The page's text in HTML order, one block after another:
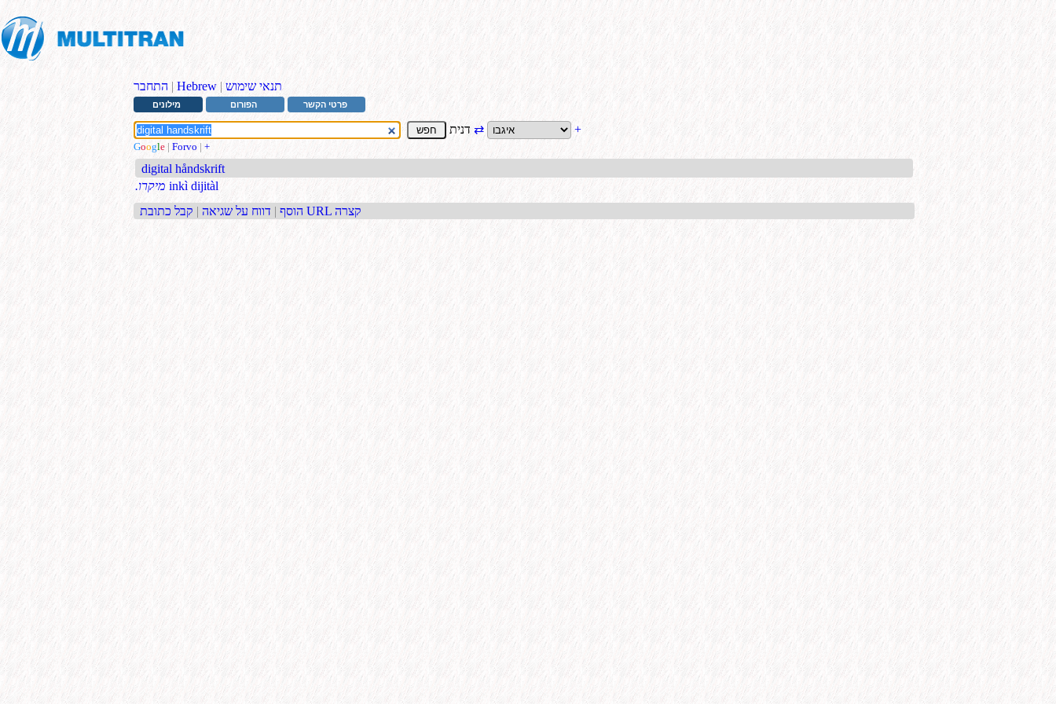
התחבר | Hebrew | תנאי שימוש
מילונים הפורום פרטי הקשר
⇄ +
Google | Forvo | +
digital håndskrift
.מיקרו inkì dijitàl
הוסף | דווח על שגיאה | קבל כתובת URL קצרה